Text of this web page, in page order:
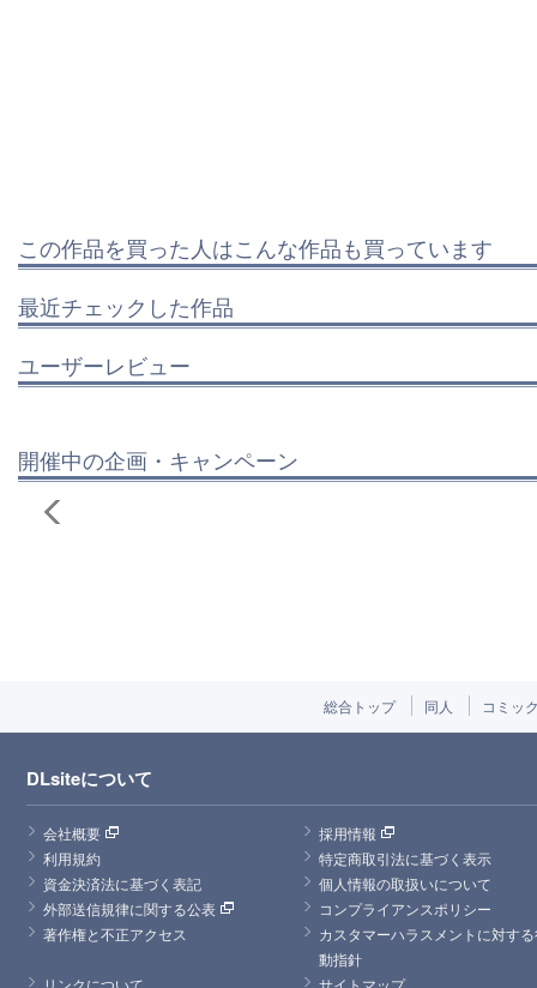
この作品を買った人はこんな作品も買っています
最近チェックした作品
ユーザーレビュー
開催中の企画・キャンペーン
総合トップ 同人 コミッ
DLsiteについて
会社概要
採用情報
利用規約
特定商取引法に基づく表示
資金決済法に基づく表記
個人情報の取扱いについて
外部送信規律に関する公表
コンプライアンスポリシー
著作権と不正アクセス
カスタマーハラスメントに対す
動指針
リンクについて
サイトマップ